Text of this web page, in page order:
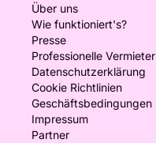
Über uns
Wie funktioniert's?
Presse
Professionelle Vermieter
Datenschutzerklärung
Cookie Richtlinien
Geschäftsbedingungen
Impressum
Partner